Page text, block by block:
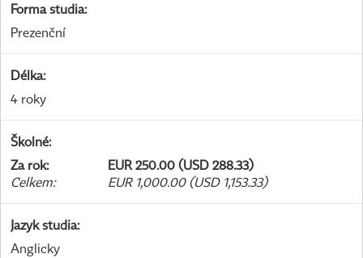
Forma studia:
Prezenční
Délka:
4 roky
Školné:
Za rok:
EUR 250.00 (USD 288.33)
Celkem: EUR 1,000.00 (USD 1,153.33)
Jazyk studia:
Anglicky